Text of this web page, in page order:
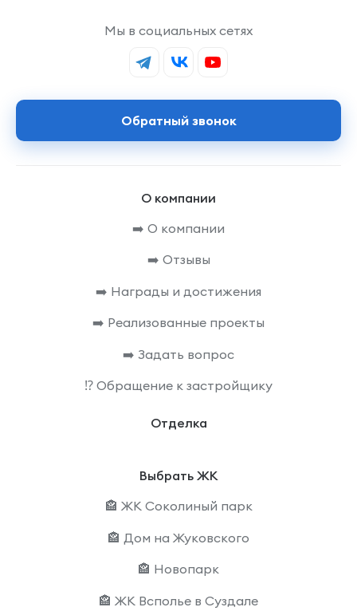
О компании
➡️ О компании
➡️ Отзывы
➡️ Награды и достижения
➡️ Реализованные проекты
➡️ Задать вопрос
⁉️ Обращение к застройщику
Отделка
Выбрать ЖК
🏤 ЖК Соколиный парк
🏤 Дом на Жуковского
🏤 Новопарк
🏤 ЖК Всполье в Суздале
Мы в социальных сетях
Обратный звонок